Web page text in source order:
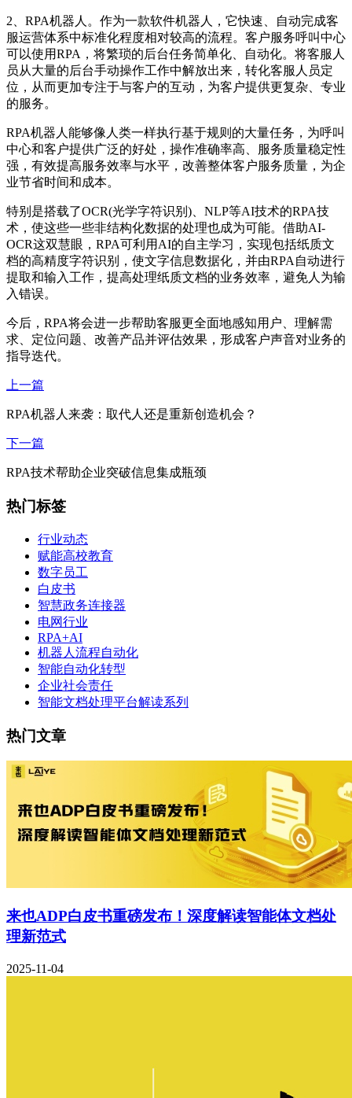
2、RPA机器人。作为一款软件机器人，它快速、自动完成客
服运营体系中标准化程度相对较高的流程。客户服务呼叫中心
可以使用RPA，将繁琐的后台任务简单化、自动化。将客服人
员从大量的后台手动操作工作中解放出来，转化客服人员定
位，从而更加专注于与客户的互动，为客户提供更复杂、专业
的服务。
RPA机器人能够像人类一样执行基于规则的大量任务，为呼叫
中心和客户提供广泛的好处，操作准确率高、服务质量稳定性
强，有效提高服务效率与水平，改善整体客户服务质量，为企
业节省时间和成本。
特别是搭载了OCR(光学字符识别)、NLP等AI技术的RPA技
术，使这些一些非结构化数据的处理也成为可能。借助AI-
OCR这双慧眼，RPA可利用AI的自主学习，实现包括纸质文
档的高精度字符识别，使文字信息数据化，并由RPA自动进行
提取和输入工作，提高处理纸质文档的业务效率，避免人为输
入错误。
今后，RPA将会进一步帮助客服更全面地感知用户、理解需
求、定位问题、改善产品并评估效果，形成客户声音对业务的
指导迭代。
上一篇
RPA机器人来袭：取代人还是重新创造机会？
下一篇
RPA技术帮助企业突破信息集成瓶颈
热门标签
行业动态
赋能高校教育
数字员工
白皮书
智慧政务连接器
电网行业
RPA+AI
机器人流程自动化
智能自动化转型
企业社会责任
智能文档处理平台解读系列
热门文章
来也ADP白皮书重磅发布！深度解读智能体文档处
理新范式
2025-11-04